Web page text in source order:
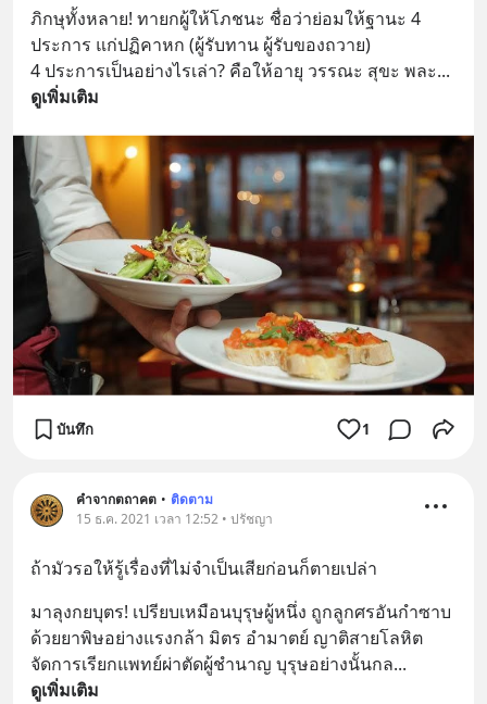
ภิกษุทั้งหลาย! ทายกผู้ให้โภชนะ ชื่อว่าย่อมให้ฐานะ 4
ประการ แก่ปฏิคาหก (ผู้รับทาน ผู้รับของถวาย)
4 ประการเป็นอย่างไรเล่า? คือให้อายุ วรรณะ สุขะ พละ...
ดูเพิ่มเติม
บันทึก 1
คำจากตถาคต • ติดตาม
15 ธ.ค. 2021 เวลา 12:52 • ปรัชญา
ถ้ามัวรอให้รู้เรื่องที่ไม่จำเป็นเสียก่อนก็ตายเปล่า
มาลุงกยบุตร! เปรียบเหมือนบุรุษผู้หนึ่ง ถูกลูกศรอันกำซาบ
ด้วยยาพิษอย่างแรงกล้า มิตร อำมาตย์ ญาติสายโลหิต
จัดการเรียกแพทย์ผ่าตัดผู้ชำนาญ บุรุษอย่างนั้นกล...
ดูเพิ่มเติม